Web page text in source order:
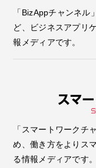
「BizAppチャンネル
ど、ビジネスアプリ
報メディアです。
「スマートワークチ
め、働き方をよりス
る情報メディアです。